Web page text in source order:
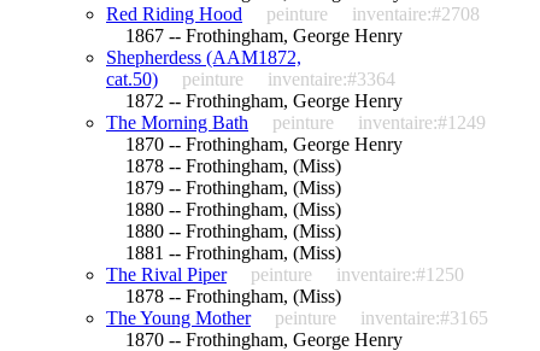
Red Riding Hood
peinture
inventaire:#2708
1867 -- Frothingham, George Henry
Shepherdess (AAM1872,
cat.50)
peinture
inventaire:#3364
1872 -- Frothingham, George Henry
The Morning Bath
peinture
inventaire:#1249
1870 -- Frothingham, George Henry
1878 -- Frothingham, (Miss)
1879 -- Frothingham, (Miss)
1880 -- Frothingham, (Miss)
1880 -- Frothingham, (Miss)
1881 -- Frothingham, (Miss)
The Rival Piper
peinture
inventaire:#1250
1878 -- Frothingham, (Miss)
The Young Mother
peinture
inventaire:#3165
1870 -- Frothingham, George Henry